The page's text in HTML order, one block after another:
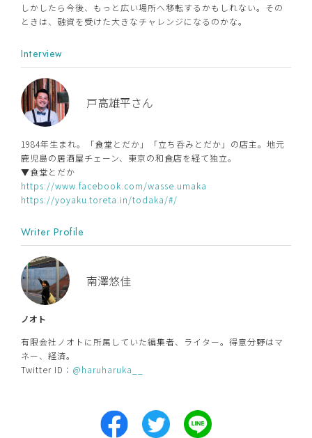
しかしたら今後、もっと広い場所へ移転するかもしれない。その
ときは、融資を受けた大きなチャレンジになるのかな。
Interview
戸高雄平さん
1984年生まれ。「食堂とだか」「立ち呑みとだか」の店主。地元
鹿児島の居酒屋チェーン、東京の和食店を経て独立。
▼食堂とだか
https://www.facebook.com/wasse.umaka
https://yoyaku.toreta.in/todaka/#/
Writer Profile
南澤悠佳
ノオト
有限会社ノオトに所属していた編集者、ライター。得意分野はマ
ネー、経済。
Twitter ID： @haruharuka__